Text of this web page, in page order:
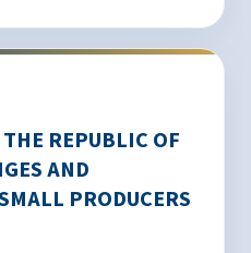
REPUBLIC OF
AND
PRODUCERS